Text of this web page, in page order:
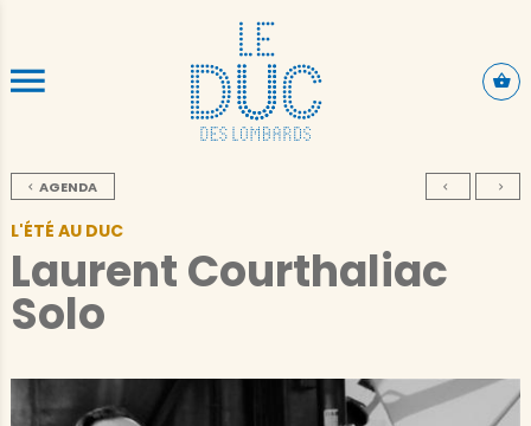
ALLER AU CONTENU PRINCIPAL
AGENDA
L'ÉTÉ AU DUC
Laurent Courthaliac
Solo